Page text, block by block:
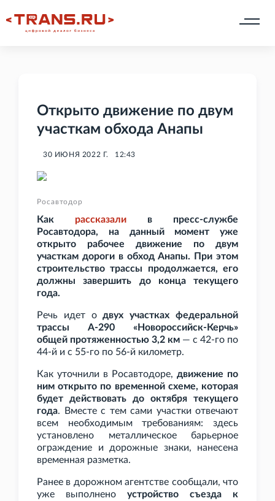
Открыто движение по двум
участкам обхода Анапы
30 ИЮНЯ 2022 Г. 12:43
Росавтодор
Как рассказали в пресс-службе
Росавтодора, на данный момент уже
открыто рабочее движение по двум
участкам дороги в обход Анапы. При этом
строительство трассы продолжается, его
должны завершить до конца текущего
года.
Речь идет одвух участках федеральной
трассы А-290 «Новороссийск-Керчь»
общей протяженностью 3,2 км — с 42-го по
44-й и с 55-го по 56-й километр.
Как уточнили в Росавтодоре, движение по
ним открыто по временной схеме, которая
будет действовать до октября текущего
года. Вместе с тем сами участки отвечают
всем необходимым требованиям: здесь
установлено металлическое барьерное
ограждение и дорожные знаки, нанесена
временная разметка.
Ранее в дорожном агентстве сообщали, что
уже выполнено устройство съезда к